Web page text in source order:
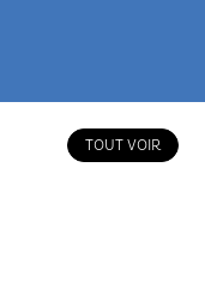
TOUT VOIR